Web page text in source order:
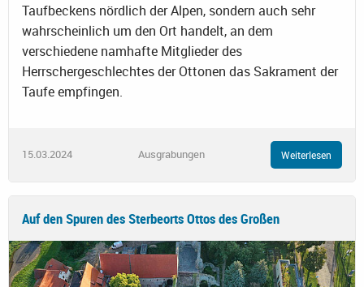
Taufbeckens nördlich der Alpen, sondern auch sehr
wahrscheinlich um den Ort handelt, an dem
verschiedene namhafte Mitglieder des
Herrschergeschlechtes der Ottonen das Sakrament der
Taufe empfingen.
15.03.2024 Ausgrabungen Weiterlesen
Auf den Spuren des Sterbeorts Ottos des Großen